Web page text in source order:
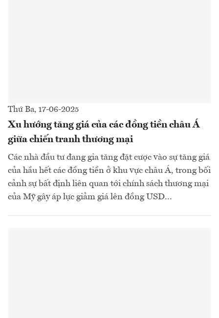
Thứ Ba, 17-06-2025
Xu hướng tăng giá của các đồng tiền châu Á
giữa chiến tranh thương mại
Các nhà đầu tư đang gia tăng đặt cược vào sự tăng giá
của hầu hết các đồng tiền ở khu vực châu Á, trong bối
cảnh sự bất định liên quan tới chính sách thương mại
của Mỹ gây áp lực giảm giá lên đồng USD...